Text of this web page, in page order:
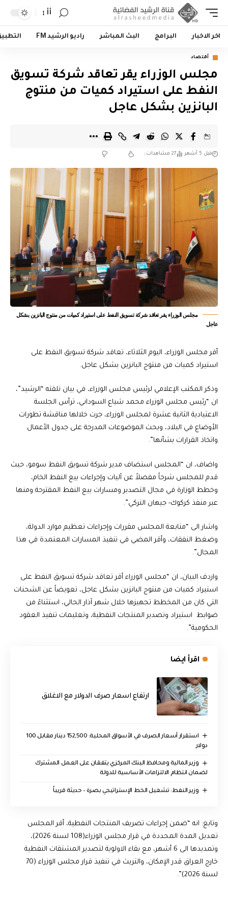
أأ
اخر الاخبار البرامج البث المباشر راديو الرشيد FM
أقتصاد
مجلس الوزراء يقر تعاقد شركة تسويق
النفط على استيراد كميات من منتوج
البانزين بشكل عاجل
قبل 5 أشهر 27 مشاهدات
مجلس الوزراء يقر تعاقد شركة تسويق النفط على استيراد كميات من منتوج البانزين بشكل
عاجل
أقر مجلس الوزراء، اليوم الثلاثاء، تعاقد شركة تسويق النفط على
استيراد كميات من منتوج البانزين بشكل عاجل.
وذكر المكتب الإعلامي لرئيس مجلس الوزراء، في بيان تلقته “الرشيد”،
ان “رئيس مجلس الوزراء محمد شياع السوداني، ترأس الجلسة
الاعتيادية الثانية عشرة لمجلس الوزراء، جرت خلالها مناقشة تطورات
الأوضاع في البلاد، وبحث الموضوعات المدرجة على جدول الأعمال
واتخاذ القرارات بشأنها”.
واضاف، ان “المجلس استضاف مدير شركة تسويق النفط سومو، حيث
قدم للمجلس شرحاً مفصلاً عن آليات وإجراءات بيع النفط الخام،
وخطط الوزارة في مجال التصدير ومسارات بيع النفط المقترحة ومنها
عبر منفذ كركوك- جيهان التركي”.
واشار الى “متابعة المجلس مقررات وإجراءات تعظيم موارد الدولة،
وضغط النفقات، وأقر المضي في تنفيذ المسارات المعتمدة في هذا
المجال”.
واردف البيان، ان “مجلس الوزراء أقر تعاقد شركة تسويق النفط على
استيراد كميات من منتوج البانزين بشكل عاجل، تعويضاً عن الشحنات
التي كان من المخطط تجهيزها خلال شهر آذار الحالي، استثناءً من
ضوابط استيراد وتصدير المنتجات النفطية، وتعليمات تنفيذ العقود
الحكومية”.
اقرأ ايضا
ارتفاع اسعار صرف الدولار مع الاغلاق
استقرار أسعار الصرف في الأسواق المحلية: 152,500 دينار مقابل 100
دولار
وزير المالية ومحافظ البنك المركزي يتفقان على العمل المشترك
لضمان انتظام الالتزامات الأساسية للدولة
وزير النفط: تشغيل الخط الإستراتيجي بصرة – حديثة قريباً
وتابع: انه “ضمن إجراءات تصريف المنتجات النفطية، أقر المجلس
تعديل المدة المحددة في قرار مجلس الوزراء(108 لسنة 2026)،
وتمديدها الى 6 أشهر، مع بقاء الاولوية لتصدير المشتقات النفطية
خارج العراق قدر الإمكان، والتريث في تنفيذ قرار مجلس الوزراء (70
لسنة 2026)”.